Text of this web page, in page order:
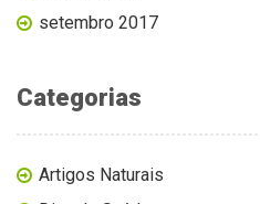
setembro 2017
Categorias
Artigos Naturais